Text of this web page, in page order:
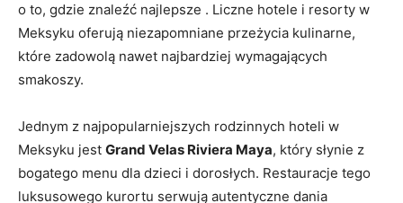
o to, gdzie znaleźć najlepsze . Liczne hotele i resorty w
Meksyku oferują niezapomniane przeżycia kulinarne,
które zadowolą nawet najbardziej wymagających
smakoszy.
Jednym z najpopularniejszych rodzinnych hoteli w
Meksyku jest Grand Velas Riviera Maya, który słynie z
bogatego menu dla dzieci i dorosłych. Restauracje tego
luksusowego kurortu serwują autentyczne dania